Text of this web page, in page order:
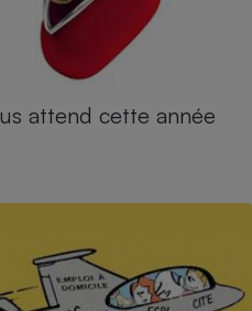
attend cette année